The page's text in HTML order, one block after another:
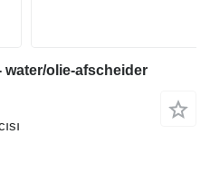
water/olie-afscheider